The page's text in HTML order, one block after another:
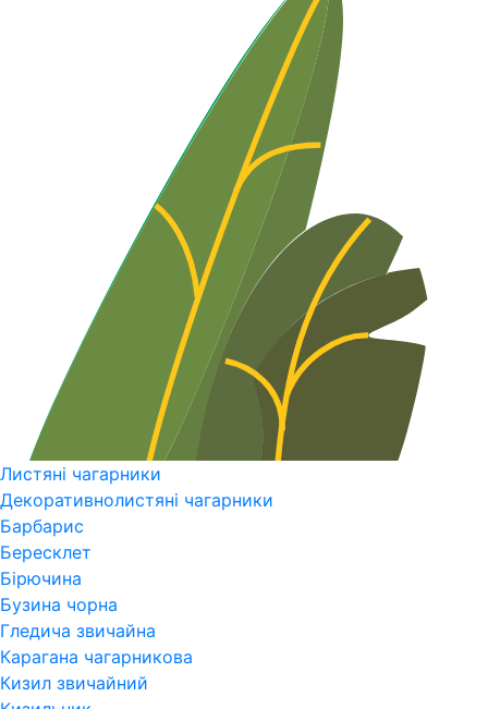
Листяні чагарники
Декоративнолистяні чагарники
Барбарис
Бересклет
Бірючина
Бузина чорна
Гледича звичайна
Карагана чагарникова
Кизил звичайний